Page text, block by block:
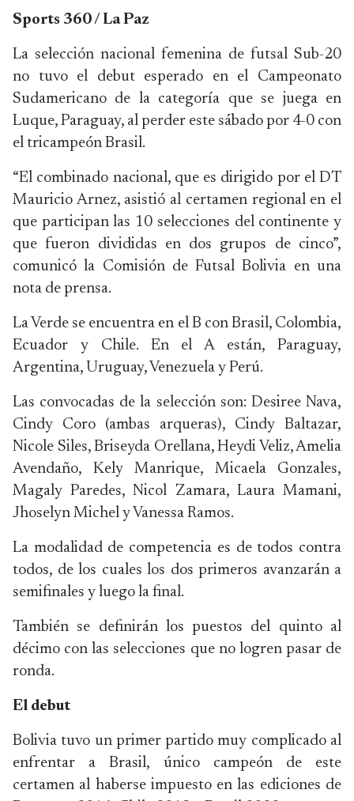
Sports 360 / La Paz
La selección nacional femenina de futsal Sub-20
no tuvo el debut esperado en el Campeonato
Sudamericano de la categoría que se juega en
Luque, Paraguay, al perder este sábado por 4-0 con
el tricampeón Brasil.
“El combinado nacional, que es dirigido por el DT
Mauricio Arnez, asistió al certamen regional en el
que participan las 10 selecciones del continente y
que fueron divididas en dos grupos de cinco”,
comunicó la Comisión de Futsal Bolivia en una
nota de prensa.
La Verde se encuentra en el B con Brasil, Colombia,
Ecuador y Chile. En el A están, Paraguay,
Argentina, Uruguay, Venezuela y Perú.
Las convocadas de la selección son: Desiree Nava,
Cindy Coro (ambas arqueras), Cindy Baltazar,
Nicole Siles, Briseyda Orellana, Heydi Veliz, Amelia
Avendaño, Kely Manrique, Micaela Gonzales,
Magaly Paredes, Nicol Zamara, Laura Mamani,
Jhoselyn Michel y Vanessa Ramos.
La modalidad de competencia es de todos contra
todos, de los cuales los dos primeros avanzarán a
semifinales y luego la final.
También se definirán los puestos del quinto al
décimo con las selecciones que no logren pasar de
ronda.
El debut
Bolivia tuvo un primer partido muy complicado al
enfrentar a Brasil, único campeón de este
certamen al haberse impuesto en las ediciones de